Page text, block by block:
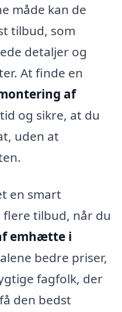
måde kan de
tilbud, som
detaljer og
At finde en
af
og sikre, at du
uden at
en smart
tilbud, når du
emhætte i
bedre priser,
fagfolk, der
den bedst